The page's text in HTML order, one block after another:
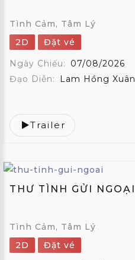
FAQS
LIÊN
HỆ
GÓI
EN
Tình Cảm, Tâm Lý
2D
Đặt vé
Ngày Chiếu:
07/08/2026
Đạo Diễn:
Lam Hồng Xuân
Trailer
THƯ TÌNH GỬI NGOẠI
Tình Cảm, Tâm Lý
2D
Đặt vé